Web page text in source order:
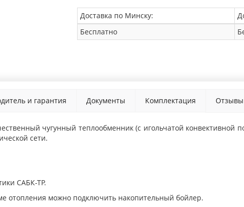
Доставка по Минску:
Бесплатно
и гарантия Документы Комплектация
чугунный теплообменник (с игольчатой конвективной
сети.
САБК-ТР.
отопления можно подключить накопительный бойлер.